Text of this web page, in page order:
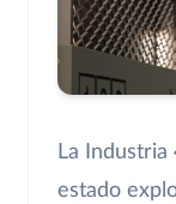
La
estado